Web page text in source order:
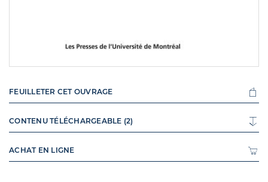
FEUILLETER CET OUVRAGE
CONTENU TÉLÉCHARGEABLE (2)
ACHAT EN LIGNE